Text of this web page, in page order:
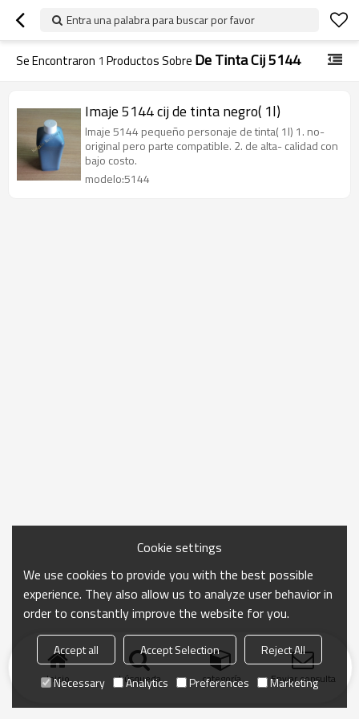
Entra una palabra para buscar por favor
Se Encontraron 1 Productos Sobre De Tinta Cij 5144
Imaje 5144 cij de tinta negro( 1l)
Imaje 5144 pequeño personaje de tinta( 1l) 1. no-
original pero parte compatible. 2. de alta- calidad con
bajo costo.
modelo:5144
Inicio búsqueda categoría Enviar consulta
Cookie settings
We use cookies to provide you with the best possible
experience. They also allow us to analyze user behavior in
order to constantly improve the website for you.
Accept all Accept Selection
Reject All
Necessary
Analytics Preferences Marketing